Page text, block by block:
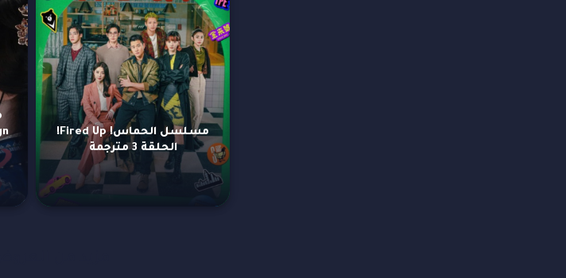
مسلسل الحماس! Fired Up!
الحلقة 3 مترجمة